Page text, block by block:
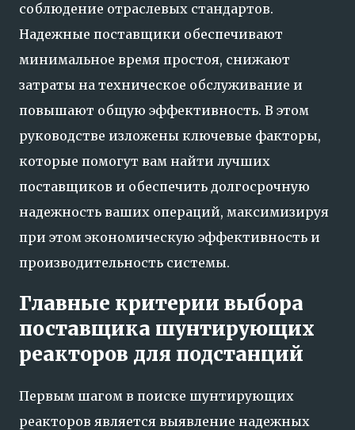
соблюдение отраслевых стандартов.
Надежные поставщики обеспечивают
минимальное время простоя, снижают
затраты на техническое обслуживание и
повышают общую эффективность. В этом
руководстве изложены ключевые факторы,
которые помогут вам найти лучших
поставщиков и обеспечить долгосрочную
надежность ваших операций, максимизируя
при этом экономическую эффективность и
производительность системы.
Главные критерии выбора
поставщика шунтирующих
реакторов для подстанций
Первым шагом в поиске шунтирующих
реакторов является выявление надежных